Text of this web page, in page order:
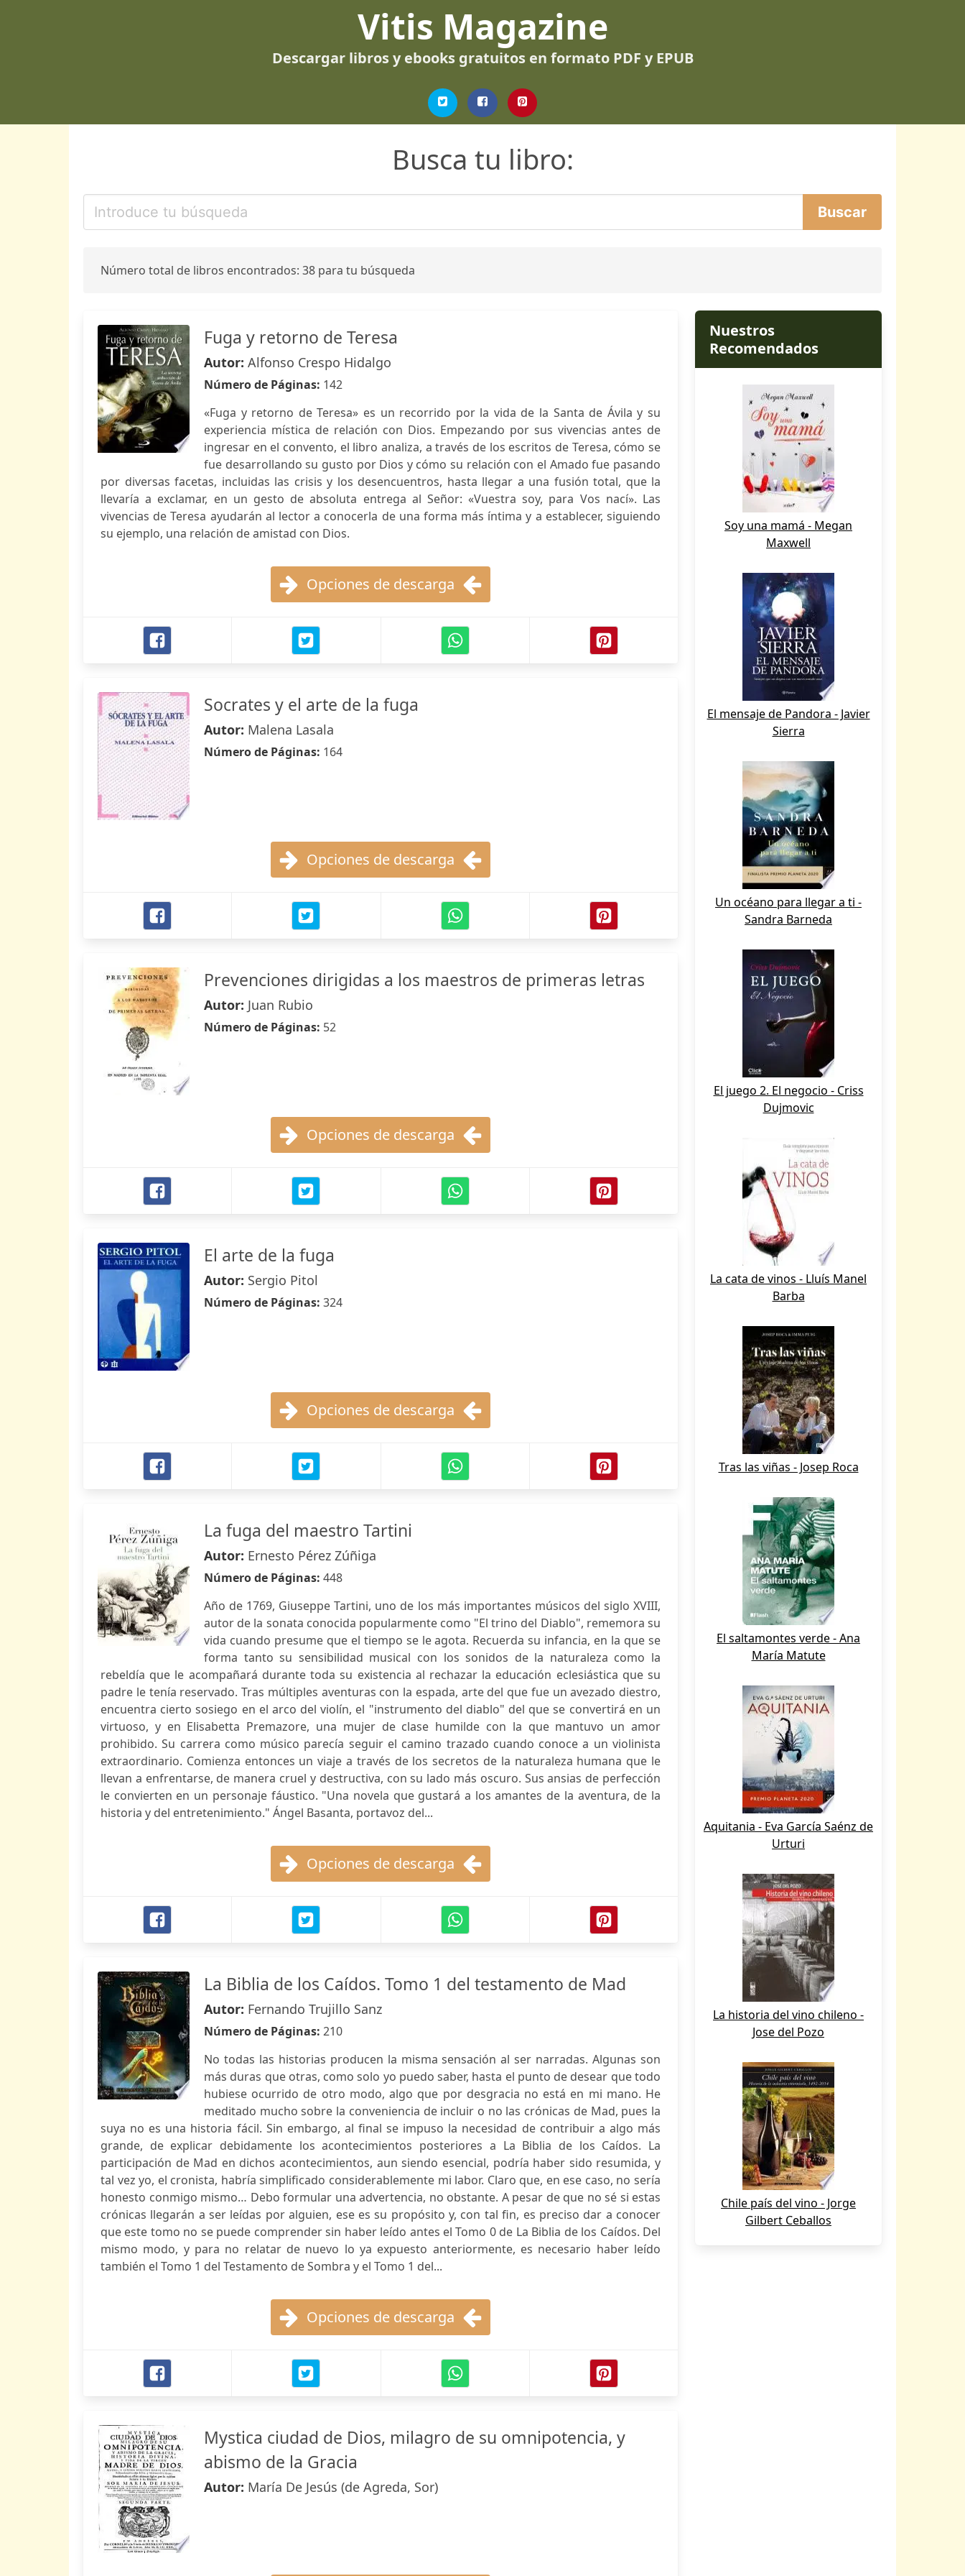
Vitis Magazine
Descargar libros y ebooks gratuitos en formato PDF y EPUB
Busca tu libro:
Número total de libros encontrados: 38 para tu búsqueda
Fuga y retorno de Teresa
Autor: Alfonso Crespo Hidalgo
Número de Páginas: 142
«Fuga y retorno de Teresa» es un recorrido por la vida de la Santa de Ávila y su
experiencia mística de relación con Dios. Empezando por sus vivencias antes de
ingresar en el convento, el libro analiza, a través de los escritos de Teresa, cómo se
fue desarrollando su gusto por Dios y cómo su relación con el Amado fue pasando
por diversas facetas, incluidas las crisis y los desencuentros, hasta llegar a una fusión total, que la
llevaría a exclamar, en un gesto de absoluta entrega al Señor: «Vuestra soy, para Vos nací». Las
vivencias de Teresa ayudarán al lector a conocerla de una forma más íntima y a establecer, siguiendo
su ejemplo, una relación de amistad con Dios.
Opciones de descarga
Socrates y el arte de la fuga
Autor: Malena Lasala
Número de Páginas: 164
Opciones de descarga
Prevenciones dirigidas a los maestros de primeras letras
Autor: Juan Rubio
Número de Páginas: 52
Opciones de descarga
El arte de la fuga
Autor: Sergio Pitol
Número de Páginas: 324
Opciones de descarga
La fuga del maestro Tartini
Autor: Ernesto Pérez Zúñiga
Número de Páginas: 448
Año de 1769, Giuseppe Tartini, uno de los más importantes músicos del siglo XVIII,
autor de la sonata conocida popularmente como "El trino del Diablo", rememora su
vida cuando presume que el tiempo se le agota. Recuerda su infancia, en la que se
forma tanto su sensibilidad musical con los sonidos de la naturaleza como la
rebeldía que le acompañará durante toda su existencia al rechazar la educación eclesiástica que su
padre le tenía reservado. Tras múltiples aventuras con la espada, arte del que fue un avezado diestro,
encuentra cierto sosiego en el arco del violín, el "instrumento del diablo" del que se convertirá en un
virtuoso, y en Elisabetta Premazore, una mujer de clase humilde con la que mantuvo un amor
prohibido. Su carrera como músico parecía seguir el camino trazado cuando conoce a un violinista
extraordinario. Comienza entonces un viaje a través de los secretos de la naturaleza humana que le
llevan a enfrentarse, de manera cruel y destructiva, con su lado más oscuro. Sus ansias de perfección
le convierten en un personaje fáustico. "Una novela que gustará a los amantes de la aventura, de la
historia y del entretenimiento." Ángel Basanta, portavoz del...
Opciones de descarga
La Biblia de los Caídos. Tomo 1 del testamento de Mad
Autor: Fernando Trujillo Sanz
Número de Páginas: 210
No todas las historias producen la misma sensación al ser narradas. Algunas son
más duras que otras, como solo yo puedo saber, hasta el punto de desear que todo
hubiese ocurrido de otro modo, algo que por desgracia no está en mi mano. He
meditado mucho sobre la conveniencia de incluir o no las crónicas de Mad, pues la
suya no es una historia fácil. Sin embargo, al final se impuso la necesidad de contribuir a algo más
grande, de explicar debidamente los acontecimientos posteriores a La Biblia de los Caídos. La
participación de Mad en dichos acontecimientos, aun siendo esencial, podría haber sido resumida, y
tal vez yo, el cronista, habría simplificado considerablemente mi labor. Claro que, en ese caso, no sería
honesto conmigo mismo… Debo formular una advertencia, no obstante. A pesar de que no sé si estas
crónicas llegarán a ser leídas por alguien, ese es su propósito y, con tal fin, es preciso dar a conocer
que este tomo no se puede comprender sin haber leído antes el Tomo 0 de La Biblia de los Caídos. Del
mismo modo, y para no relatar de nuevo lo ya expuesto anteriormente, es necesario haber leído
también el Tomo 1 del Testamento de Sombra y el Tomo 1 del...
Opciones de descarga
Mystica ciudad de Dios, milagro de su omnipotencia, y
abismo de la Gracia
Autor: María De Jesús (de Agreda, Sor)
Nuestros
Recomendados
Soy una mamá - Megan
Maxwell
El mensaje de Pandora - Javier
Sierra
Un océano para llegar a ti -
Sandra Barneda
El juego 2. El negocio - Criss
Dujmovic
La cata de vinos - Lluís Manel
Barba
Tras las viñas - Josep Roca
El saltamontes verde - Ana
María Matute
Aquitania - Eva García Saénz de
Urturi
La historia del vino chileno -
Jose del Pozo
Chile país del vino - Jorge
Gilbert Ceballos